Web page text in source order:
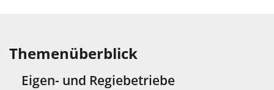
Themenüberblick
Eigen- und Regiebetriebe